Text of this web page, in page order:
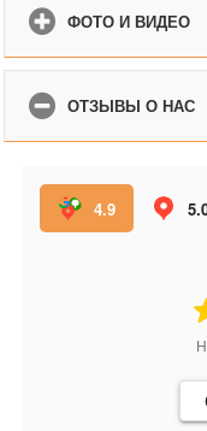
ФОТО И ВИДЕО
ОТЗЫВЫ О НАС
4.9